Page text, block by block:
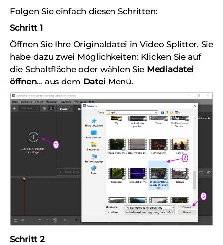
Folgen Sie einfach diesen Schritten:
Schritt 1
Öffnen Sie Ihre Originaldatei in Video Splitter. Sie
habe dazu zwei Möglichkeiten: Klicken Sie auf
die Schaltfläche oder wählen Sie Mediadatei
öffnen… aus dem Datei-Menü.
Schritt 2